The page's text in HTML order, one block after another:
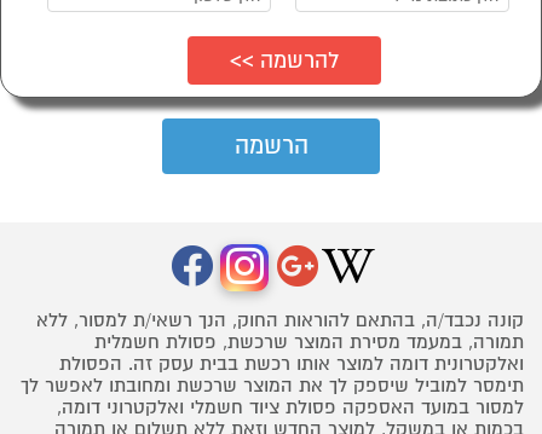
קונה נכבד/ה, בהתאם להוראות החוק, הנך רשאי/ת למסור, ללא
תמורה, במעמד מסירת המוצר שרכשת, פסולת חשמלית
ואלקטרונית דומה למוצר אותו רכשת בבית עסק זה. הפסולת
תימסר למוביל שיספק לך את המוצר שרכשת ומחובתו לאפשר לך
למסור במועד האספקה פסולת ציוד חשמלי ואלקטרוני דומה,
בכמות או במשקל, למוצר החדש וזאת ללא תשלום או תמורה